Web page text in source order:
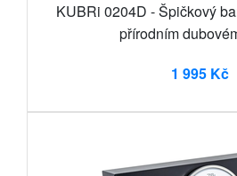
KUBRi 0204D - Špičkový
přírodním
1 995 Kč